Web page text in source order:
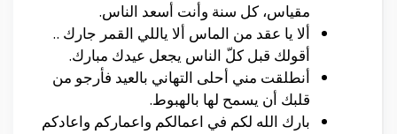
مقياس، كل سنة وأنت أسعد الناس.
ألا يا عقد من الماس ألا ياللي القمر جارك ..
أقولك قبل كلّ الناس يجعل عيدك مبارك.
أنطلقت مني أحلى التهاني بالعيد فأرجو من
قلبك أن يسمح لها بالهبوط.
بارك الله لكم في اعمالكم واعماركم واعادكم